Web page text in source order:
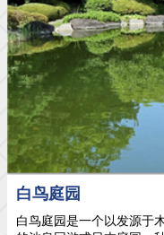
白鸟庭园
白鸟庭园是一个以发源于